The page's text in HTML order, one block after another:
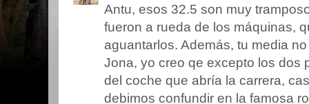
Antu, esos 32.5 son muy
fueron a rueda de los máquinas,
aguantarlos. Además, tu media
Jona, yo creo qe excepto los dos
del coche que abría la carrera,
debimos confundir en la famosa